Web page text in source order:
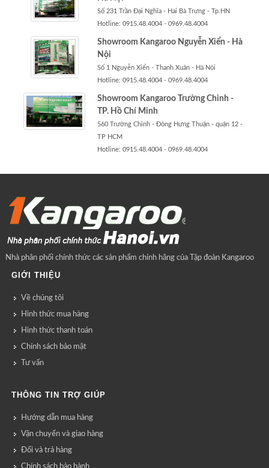
Số 231 Trần Đại Nghĩa - Hai Bà Trưng - Tp.HN
Hotline: 0915.48.4004 - 0969.48.4004
Showroom Kangaroo Nguyễn Xiển - Hà
Nội
Số 1 Nguyễn Xiển - Thanh Xuân - Hà Nội
Hotline: 0915.48.4004 - 0969.48.4004
Showroom Kangaroo Trường Chinh -
TP. Hồ Chí Minh
560 Trường Chinh - Đông Hưng Thuận - quận 12 -
TP HCM
Hotline: 0915.48.4004 - 0969.48.4004
Nhà phân phối chính thức các sản phẩm chính hãng của Tập đoàn Kangaroo
GIỚI THIỆU
Về chúng tôi
Hình thức mua hàng
Hình thức thanh toán
Chính sách bảo mật
Tư vấn
THÔNG TIN TRỢ GIÚP
Hướng dẫn mua hàng
Vận chuyển và giao hàng
Đổi và trả hàng